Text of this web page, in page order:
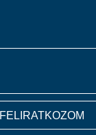
FELIRATKOZOM